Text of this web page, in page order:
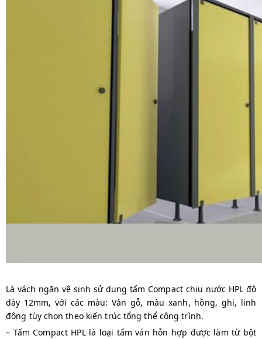
Là vách ngăn vệ sinh sử dụng tấm Compact chịu nước HPL độ
dày 12mm, với các màu: Vân gỗ, màu xanh, hồng, ghi, linh
động tùy chọn theo kiến trúc tổng thể công trình.
– Tấm Compact HPL là loại tấm ván hỗn hợp được làm từ bột